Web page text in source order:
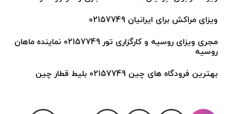
ویزای مراکش برای ایرانیان 02157749
مجری ویزای روسیه و کارگزاری تور 02157749 نماینده ماهان
روسیه
بهترین فرودگاه های چین 02157749 بلیط قطار چین